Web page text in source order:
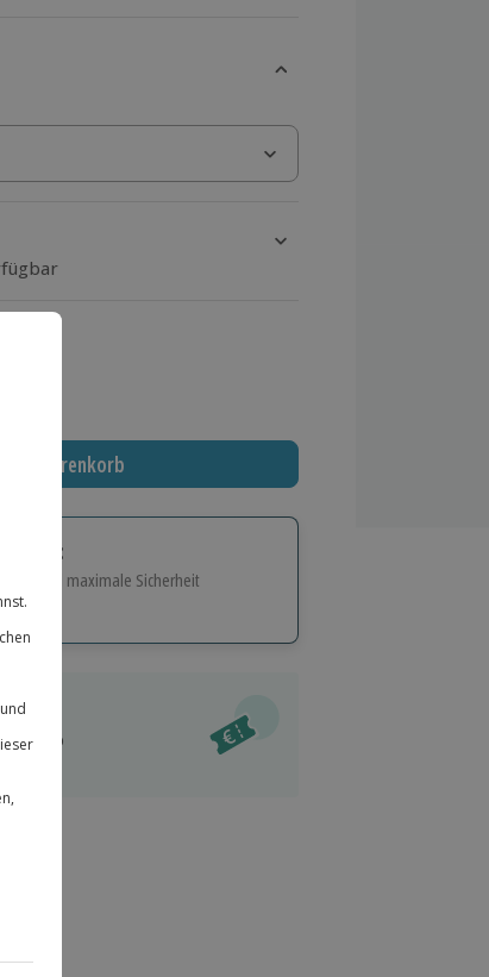
einen Termin aus
den Warenkorb
und maximale Sicherheit
Erlebnisse einlösbar.